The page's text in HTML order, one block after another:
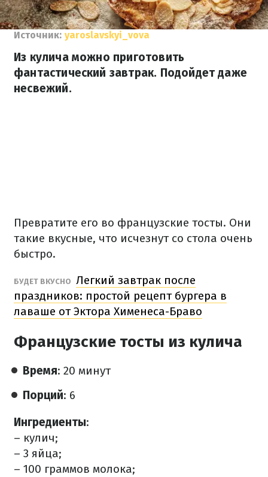
Источник: yaroslavskyi_vova
Из кулича можно приготовить
фантастический завтрак. Подойдет даже
несвежий.
Превратите его во французские тосты. Они
такие вкусные, что исчезнут со стола очень
быстро.
БУДЕТ ВКУСНО Легкий завтрак после
праздников: простой рецепт бургера в
лаваше от Эктора Хименеса-Браво
Французские тосты из кулича
Время: 20 минут
Порций: 6
Ингредиенты:
– кулич;
– 3 яйца;
– 100 граммов молока;